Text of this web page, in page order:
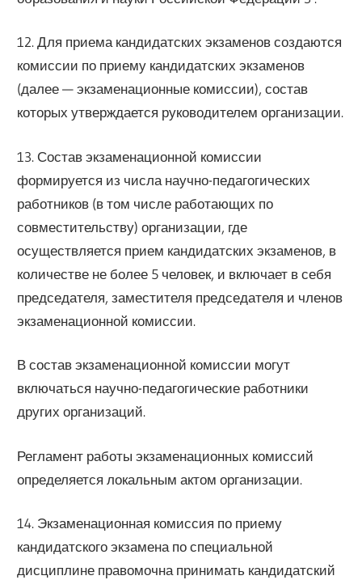
12. Для приема кандидатских экзаменов создаются
комиссии по приему кандидатских экзаменов
(далее — экзаменационные комиссии), состав
которых утверждается руководителем организации.
13. Состав экзаменационной комиссии
формируется из числа научно-педагогических
работников (в том числе работающих по
совместительству) организации, где
осуществляется прием кандидатских экзаменов, в
количестве не более 5 человек, и включает в себя
председателя, заместителя председателя и членов
экзаменационной комиссии.
В состав экзаменационной комиссии могут
включаться научно-педагогические работники
других организаций.
Регламент работы экзаменационных комиссий
определяется локальным актом организации.
14. Экзаменационная комиссия по приему
кандидатского экзамена по специальной
дисциплине правомочна принимать кандидатский